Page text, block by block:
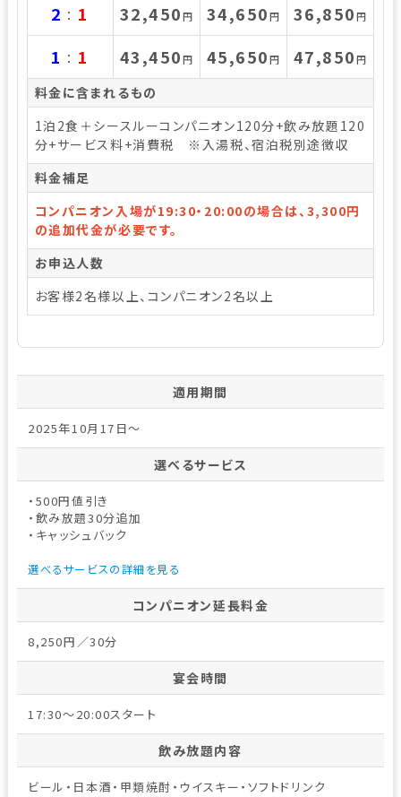
2 ： 1 32,450円 34,650円 36,850円
1 ： 1 43,450円 45,650円 47,850円
料金に含まれるもの
1泊2食＋シースルーコンパニオン120分+飲み放題120
分+サービス料+消費税 ※入湯税、宿泊税別途徴収
料金補足
コンパニオン入場が19:30・20:00の場合は、3,300円
の追加代金が必要です。
お申込人数
お客様2名様以上、コンパニオン2名以上
適用期間
2025年10月17日～
選べるサービス
・500円値引き
・飲み放題30分追加
・キャッシュバック
選べるサービスの詳細を見る
コンパニオン延長料金
8,250円／30分
宴会時間
17:30～20:00スタート
飲み放題内容
ビール・日本酒・甲類焼酎・ウイスキー・ソフトドリンク